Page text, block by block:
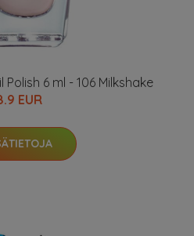
6 ml - 106 Milkshake
EUR